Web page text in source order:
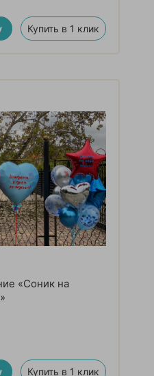
Купить в 1 клик
«Соник на
Купить в 1 клик